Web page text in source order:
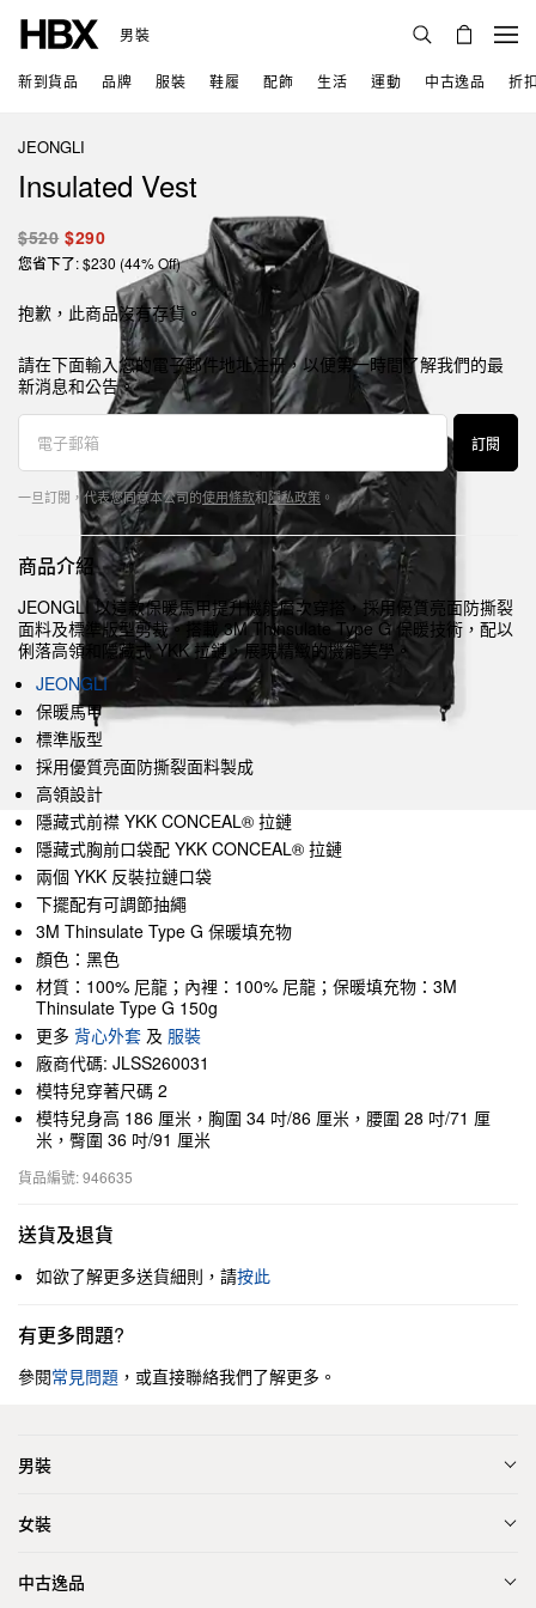
男裝
新到貨品 品牌 服裝 鞋履 配飾 生活 運動 中古逸品 折
JEONGLI
Insulated Vest
$520 $290
您省下了: $230 (44% Off)
抱歉，此商品沒有存貨。
請在下面輸入您的電子郵件地址注册，以便第一時間了解我們的最
新消息和公告。
訂閱
一旦訂閱，代表您同意本公司的使用條款和隱私政策 。
商品介紹
JEONGLI 以這款保暖馬甲提升機能層次穿搭，採用優質亮面防撕裂
面料及標準版型剪裁。搭載 3M Thinsulate Type G 保暖技術，配以
俐落高領和隱藏式 YKK 拉鏈，展現精緻的機能美學。
JEONGLI
保暖馬甲
標準版型
採用優質亮面防撕裂面料製成
高領設計
隱藏式前襟 YKK CONCEAL® 拉鏈
隱藏式胸前口袋配 YKK CONCEAL® 拉鏈
兩個 YKK 反裝拉鏈口袋
下擺配有可調節抽繩
3M Thinsulate Type G 保暖填充物
顏色：黑色
材質：100% 尼龍；內裡：100% 尼龍；保暖填充物：3M
Thinsulate Type G 150g
更多 背心外套 及 服裝
廠商代碼: JLSS260031
模特兒穿著尺碼 2
模特兒身高 186 厘米，胸圍 34 吋/86 厘米，腰圍 28 吋/71 厘
米，臀圍 36 吋/91 厘米
貨品編號: 946635
送貨及退貨
如欲了解更多送貨細則，請按此
有更多問題?
參閱常見問題 ，或直接聯絡我們了解更多。
男裝
女裝
中古逸品